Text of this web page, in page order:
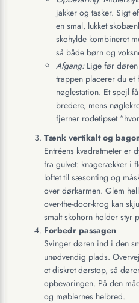
jakker og tasker. Sigt
en smal, lukket
skohylde kombineret
så både børn og
Afgang: Lige før
trappen placerer du
nøglestation. Et spejl
bredere, mens
fjerner rodetipset
Tænk vertikalt og
Entréens kvadratmeter er
fra gulvet: knagerækker i
loftet til sæsonting og
over dørkarmen. Glem
over-the-door-krog kan
smalt skohorn holder styr
Forbedr passagen
Svinger døren ind i den
unødvendig plads.
et diskret dørstop, så
opbevaringen. På den
og møblernes helbred.